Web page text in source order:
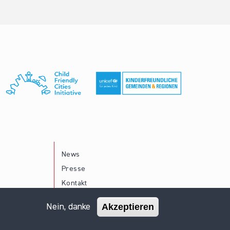
News
Presse
Kontakt
Impressum Datenschutz
Nein, danke Akzeptieren